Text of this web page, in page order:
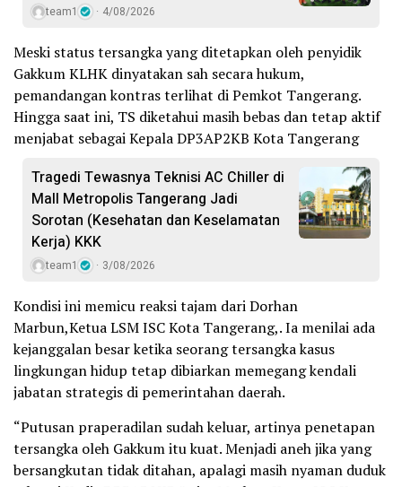
team1 4/08/2026
Meski status tersangka yang ditetapkan oleh penyidik
Gakkum KLHK dinyatakan sah secara hukum,
pemandangan kontras terlihat di Pemkot Tangerang.
Hingga saat ini, TS diketahui masih bebas dan tetap aktif
menjabat sebagai Kepala DP3AP2KB Kota Tangerang
Tragedi Tewasnya Teknisi AC Chiller di
Mall Metropolis Tangerang Jadi
Sorotan (Kesehatan dan Keselamatan
Kerja) KKK
team1 3/08/2026
Kondisi ini memicu reaksi tajam dari Dorhan
Marbun,Ketua LSM ISC Kota Tangerang,. Ia menilai ada
kejanggalan besar ketika seorang tersangka kasus
lingkungan hidup tetap dibiarkan memegang kendali
jabatan strategis di pemerintahan daerah.
“Putusan praperadilan sudah keluar, artinya penetapan
tersangka oleh Gakkum itu kuat. Menjadi aneh jika yang
bersangkutan tidak ditahan, apalagi masih nyaman duduk